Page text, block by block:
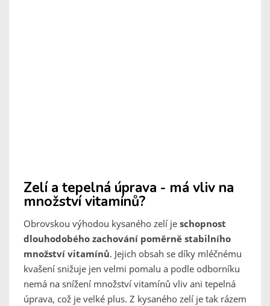
Zelí a tepelná úprava - má vliv na
množství vitamínů?
Obrovskou výhodou kysaného zelí je schopnost
dlouhodobého zachování poměrně stabilního
množství vitamínů. Jejich obsah se díky mléčnému
kvašení snižuje jen velmi pomalu a podle odborníku
nemá na snížení množství vitamínů vliv ani tepelná
úprava, což je velké plus. Z kysaného zelí je tak rázem